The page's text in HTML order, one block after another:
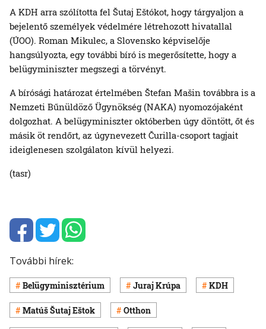
A KDH arra szólította fel Šutaj Eštókot, hogy tárgyaljon a
bejelentő személyek védelmére létrehozott hivatallal
(ÚOO). Roman Mikulec, a Slovensko képviselője
hangsúlyozta, egy további bíró is megerősítette, hogy a
belügyminiszter megszegi a törvényt.
A bírósági határozat értelmében Štefan Mašin továbbra is a
Nemzeti Bűnüldöző Ügynökség (NAKA) nyomozójaként
dolgozhat. A belügyminiszter októberben úgy döntött, őt és
másik öt rendőrt, az úgynevezett Čurilla-csoport tagjait
ideiglenesen szolgálaton kívül helyezi.
(tasr)
További hírek:
Belügyminisztérium Juraj Krúpa KDH
Matúš Šutaj Eštok Otthon